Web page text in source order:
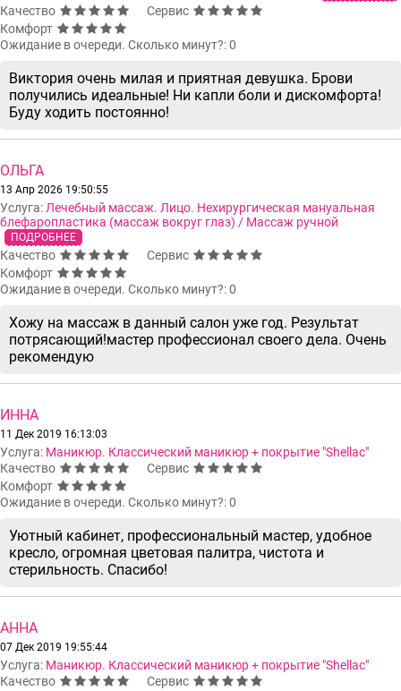
Качество
Сервис
Комфорт
Ожидание в очереди. Сколько минут?: 0
Виктория очень милая и приятная девушка. Брови
получились идеальные! Ни капли боли и дискомфорта!
Буду ходить постоянно!
ОЛЬГА
13 Апр 2026 19:50:55
Услуга: Лечебный массаж. Лицо. Нехирургическая мануальная
блефаропластика (массаж вокруг глаз) / Массаж ручной
ПОДРОБНЕЕ
Качество
Сервис
Комфорт
Ожидание в очереди. Сколько минут?: 0
Хожу на массаж в данный салон уже год. Результат
потрясающий!мастер профессионал своего дела. Очень
рекомендую
ИННА
11 Дек 2019 16:13:03
Услуга: Маникюр. Классический маникюр + покрытие "Shellac"
Качество
Сервис
Комфорт
Ожидание в очереди. Сколько минут?: 0
Уютный кабинет, профессиональный мастер, удобное
кресло, огромная цветовая палитра, чистота и
стерильность. Спасибо!
АННА
07 Дек 2019 19:55:44
Услуга: Маникюр. Классический маникюр + покрытие "Shellac"
Качество
Сервис